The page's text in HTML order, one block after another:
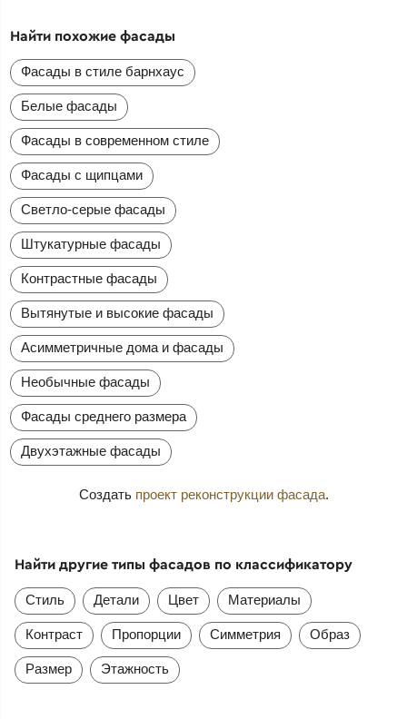
Найти похожие фасады
Фасады в стиле барнхаус
Белые фасады
Фасады в современном стиле
Фасады с щипцами
Светло-серые фасады
Штукатурные фасады
Контрастные фасады
Вытянутые и высокие фасады
Асимметричные дома и фасады
Необычные фасады
Фасады среднего размера
Двухэтажные фасады
Создать проект реконструкции фасада.
Найти другие типы фасадов по классификатору
Стиль Детали Цвет Материалы
Контраст Пропорции Симметрия Образ
Размер Этажность